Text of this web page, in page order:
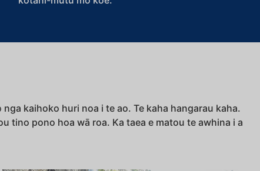
kaihoko huri noa i te ao. Te kaha hangarau kaha.
pono hoa wā roa. Ka taea e matou te awhina i a